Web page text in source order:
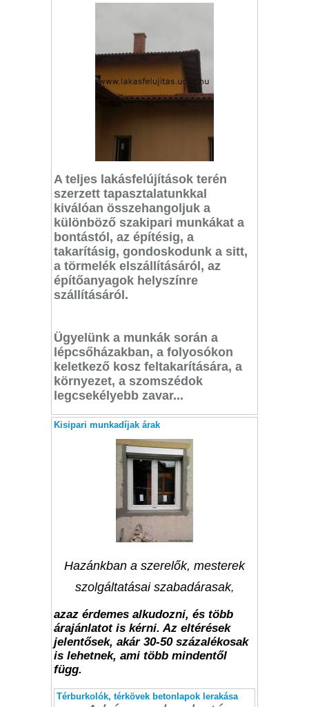
A teljes lakásfelújítások terén
szerzett tapasztalatunkkal
kiválóan összehangoljuk a
különböző szakipari munkákat a
bontástól, az építésig, a
takarításig, gondoskodunk a sitt,
a törmelék elszállításáról, az
építőanyagok helyszínre
szállításáról.
Ügyelünk a munkák során a
lépcsőházakban, a folyosókon
keletkező kosz feltakarítására, a
környezet, a szomszédok
legcsekélyebb zavar...
Kisipari munkadíjak árak
Hazánkban a szerelők, mesterek
szolgáltatásai szabadárasak,
azaz érdemes alkudozni, és több
árajánlatot is kérni. Az eltérések
jelentősek, akár 30-50 százalékosak
is lehetnek, ami több mindentől
függ.
Térburkolók, térkövek betonlapok lerakása